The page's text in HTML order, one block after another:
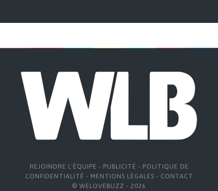
REJOINDRE L'ÉQUIPE - PUBLICITÉ - POLITIQUE DE
CONFIDENTIALITÉ - MENTIONS LÉGALES - CONTACT
© WELOVEBUZZ - 2026